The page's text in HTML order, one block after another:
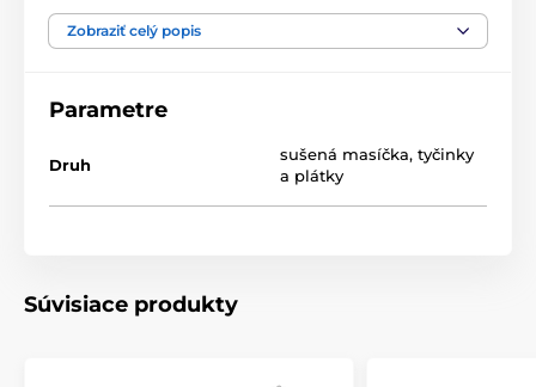
kukuričný škrob.
Analytické zložky:
hrubý proteín 50%, obsah tukov 5%,
hrubá vláknina 3%, hrubý popol 5%, vlhkosť 20%.
Zobraziť celý popis
Parametre
Druh
sušená masíčka, tyčinky
a plátky
Súvisiace produkty